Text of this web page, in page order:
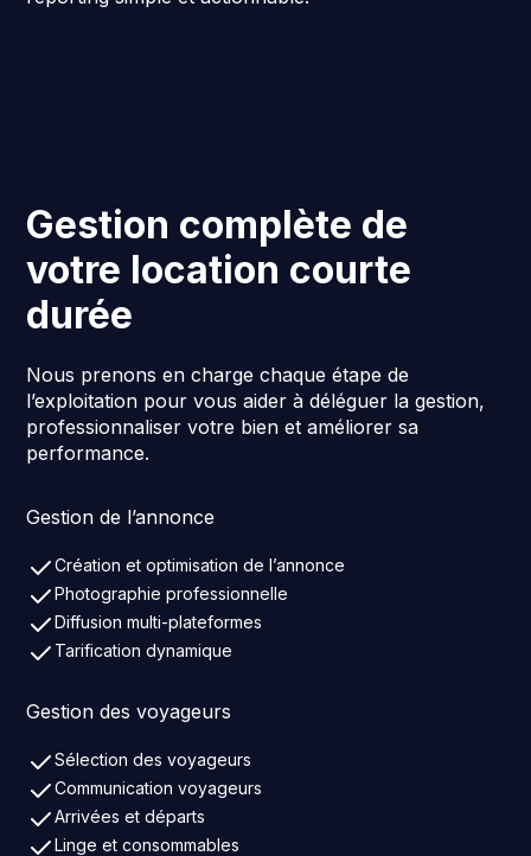
Gestion complète de
votre location courte
durée
Nous prenons en charge chaque étape de
l’exploitation pour vous aider à déléguer la gestion,
professionnaliser votre bien et améliorer sa
performance.
Gestion de l’annonce
Création et optimisation de l’annonce
Photographie professionnelle
Diffusion multi-plateformes
Tarification dynamique
Gestion des voyageurs
Sélection des voyageurs
Communication voyageurs
Arrivées et départs
Linge et consommables